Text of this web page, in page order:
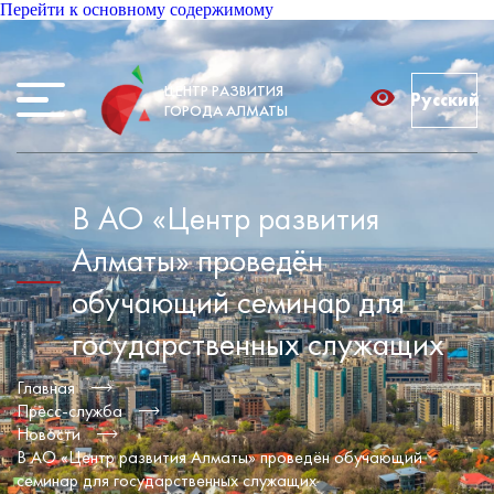
Перейти к основному содержимому
ЦЕНТР РАЗВИТИЯ
ГОРОДА АЛМАТЫ
Русский
В АО «Центр развития
Алматы» проведён
обучающий семинар для
государственных служащих
Главная
Пресс-служба
Новости
В АО «Центр развития Алматы» проведён обучающий
семинар для государственных служащих